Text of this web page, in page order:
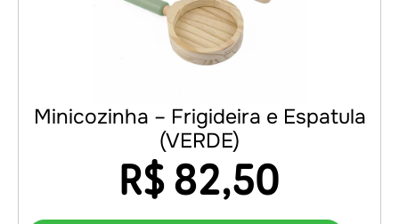
Minicozinha – Frigideira e Espatula
(VERDE)
R$82,50